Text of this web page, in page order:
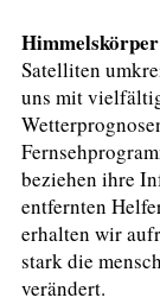
Satelliten
uns mit
beziehen ihre
entfernten
erhalten wir
stark die
verändert.